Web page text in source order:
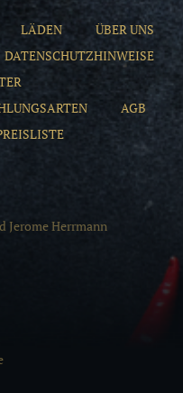
LÄDEN
ÜBER UNS
DATENSCHUTZHINWEISE
AGB
Jerome Herrmann